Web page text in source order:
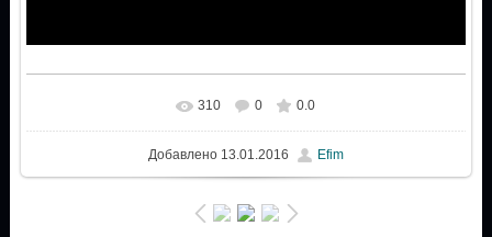
310 0 0.0
Добавлено13.01.2016 Efim